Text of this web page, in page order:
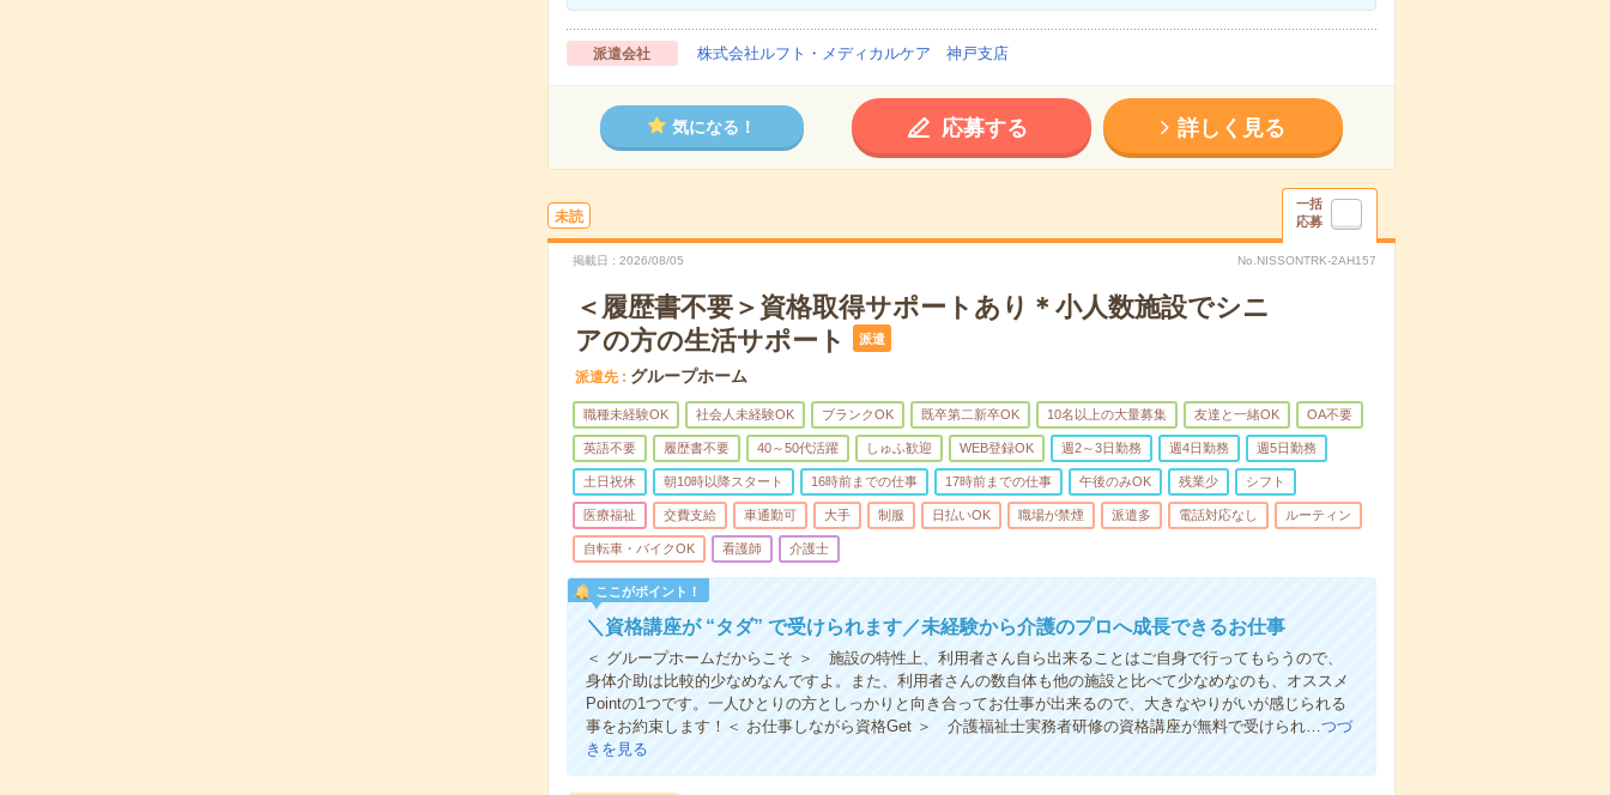
派遣会社 株式会社ルフト・メディカルケア 神戸支店
気になる！ 応募する 詳しく見る
未読
一括
応募
掲載日 2026/08/05 No.NISSONTRK-2AH157
＜履歴書不要＞資格取得サポートあり＊小人数施設でシニ
アの方の生活サポート
派遣
派遣先 グループホーム
職種未経験OK 社会人未経験OK ブランクOK 既卒第二新卒OK 10名以上の大量募集 友達と一緒OK OA不要
英語不要 履歴書不要 40～50代活躍 しゅふ歓迎 WEB登録OK 週2～3日勤務 週4日勤務 週5日勤務
土日祝休 朝10時以降スタート 16時前までの仕事 17時前までの仕事 午後のみOK 残業少 シフト
医療福祉 交費支給 車通勤可 大手 制服 日払いOK 職場が禁煙 派遣多 電話対応なし ルーティン
自転車・バイクOK 看護師 介護士
ここがポイント！
＼資格講座が “タダ” で受けられます／未経験から介護のプロへ成長できるお仕事
＜ グループホームだからこそ ＞ 施設の特性上、利用者さん自ら出来ることはご自身で行ってもらうので、
身体介助は比較的少なめなんですよ。また、利用者さんの数自体も他の施設と比べて少なめなのも、オススメ
Pointの1つです。一人ひとりの方としっかりと向き合ってお仕事が出来るので、大きなやりがいが感じられる
事をお約束します！＜ お仕事しながら資格Get ＞ 介護福祉士実務者研修の資格講座が無料で受けられ…つづ
きを見る